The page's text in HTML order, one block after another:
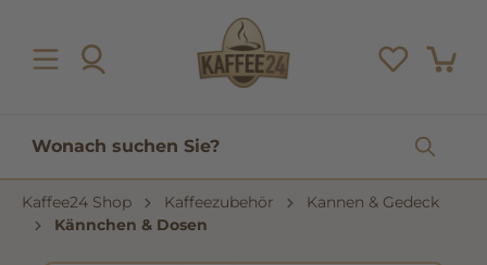
Kaffee24 Shop Kaffeezubehör
Kannen & Gedeck
Kännchen & Dosen